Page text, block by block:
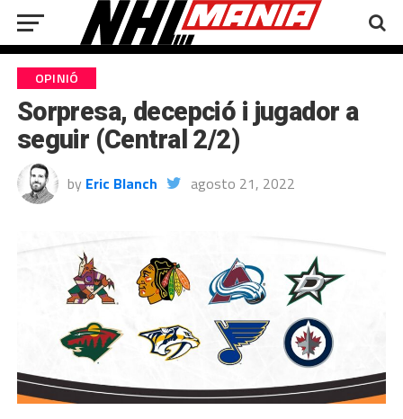
OPINIÓ
Sorpresa, decepció i jugador a
seguir (Central 2/2)
by Eric Blanch agosto 21, 2022